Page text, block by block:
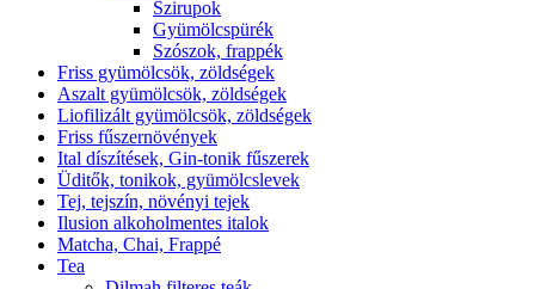
Szirupok
Gyümölcspürék
Szószok, frappék
Friss gyümölcsök, zöldségek
Aszalt gyümölcsök, zöldségek
Liofilizált gyümölcsök, zöldségek
Friss fűszernövények
Ital díszítések, Gin-tonik fűszerek
Üditők, tonikok, gyümölcslevek
Tej, tejszín, növényi tejek
Ilusion alkoholmentes italok
Matcha, Chai, Frappé
Tea